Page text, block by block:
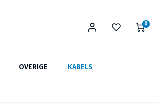
0
OVERIGE KABELS